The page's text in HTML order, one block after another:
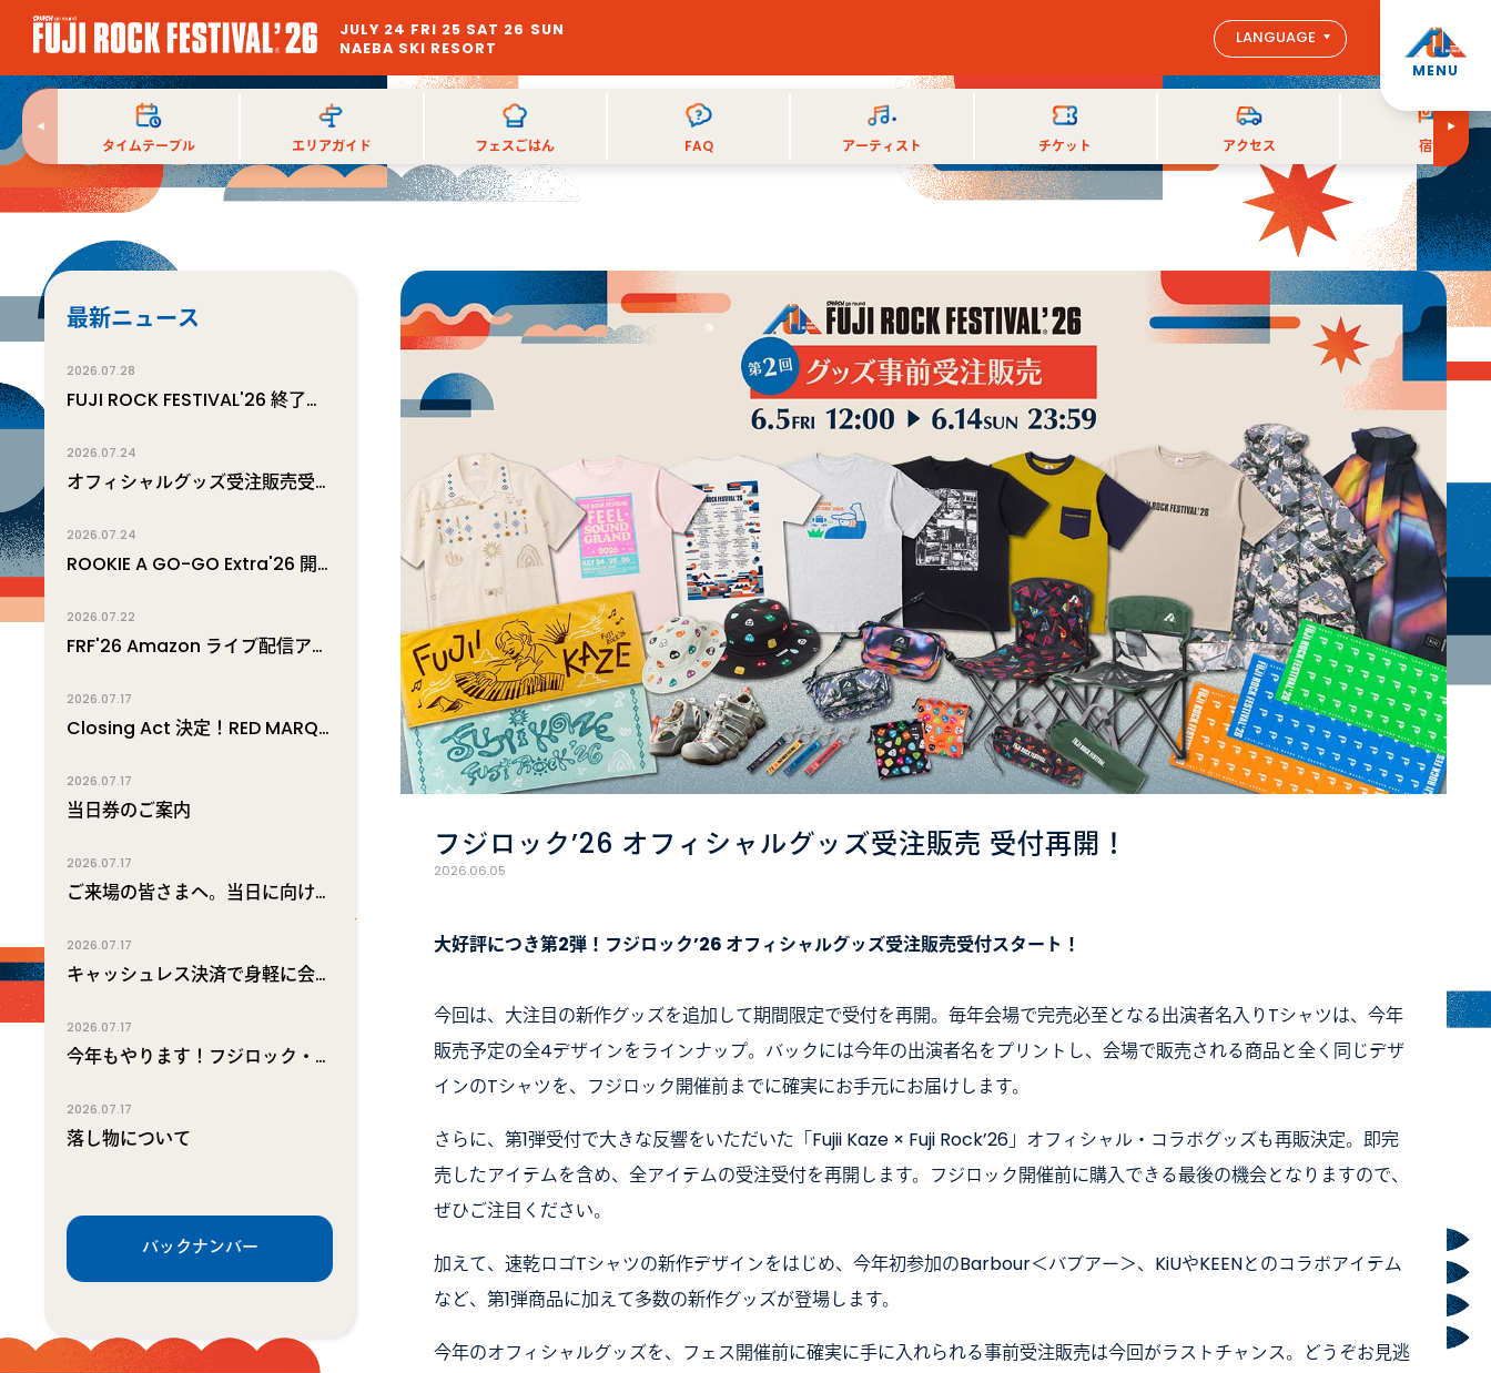
JULY 24 FRI 25 SAT 26 SUN
NAEBA SKI RESORT LANGUAGE
MENU
タイムテーブル エリアガイド フェスごはん FAQ アーティスト チケット アクセス 宿泊
フジロック’26 オフィシャルグッズ受注販売 受付再開！
2026.06.05
大好評につき第2弾！フジロック’26 オフィシャルグッズ受注販売受付スタート！
今回は、大注目の新作グッズを追加して期間限定で受付を再開。毎年会場で完売必至となる出演者名入りTシャツは、今年
販売予定の全4デザインをラインナップ。バックには今年の出演者名をプリントし、会場で販売される商品と全く同じデザ
インのTシャツを、フジロック開催前までに確実にお手元にお届けします。
さらに、第1弾受付で大きな反響をいただいた「Fujii Kaze × Fuji Rock’26」オフィシャル・コラボグッズも再販決定。即完
売したアイテムを含め、全アイテムの受注受付を再開します。フジロック開催前に購入できる最後の機会となりますので、
ぜひご注目ください。
加えて、速乾ロゴTシャツの新作デザインをはじめ、今年初参加のBarbour＜バブアー＞、KiUやKEENとのコラボアイテム
など、第1弾商品に加えて多数の新作グッズが登場します。
今年のオフィシャルグッズを、フェス開催前に確実に手に入れられる事前受注販売は今回がラストチャンス。どうぞお見逃
最新ニュース
2026.07.28
FUJI ROCK FESTIVAL'26 終了のご報告
2026.07.24
オフィシャルグッズ受注販売受付中！
2026.07.24
ROOKIE A GO-GO Extra'26 開催決定！
2026.07.22
FRF'26 Amazon ライブ配信アーティスト公開
2026.07.17
Closing Act 決定！RED MARQUEE 出演者変更のお知らせ
2026.07.17
当日券のご案内
2026.07.17
ご来場の皆さまへ。当日に向けた各種ご案内
2026.07.17
キャッシュレス決済で身軽に会場内を満喫！
2026.07.17
今年もやります！フジロック・グッドウィルガイド募集！
2026.07.17
落し物について
バックナンバー